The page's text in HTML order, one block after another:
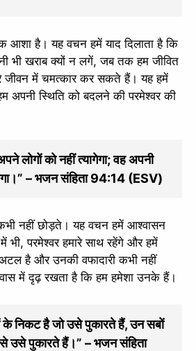
है। यह वचन हमें याद दिलाता है कि
भी खराब क्यों न लगें, जब तक हम जीवित
जीवन में चमत्कार कर सकते हैं। यह हमें
अपनी स्थिति को बदलने की परमेश्वर की
लोगों को नहीं त्यागेगा; वह अपनी
– भजन संहिता 94:14 (ESV)
नहीं छोड़ते। यह वचन हमें आश्वासन
परमेश्वर हमारे साथ रहेंगे और हमें
है और उनकी वफादारी कभी नहीं
में दृढ़ रखता है कि हम हमेशा उनके हैं।
के निकट है जो उसे पुकारते हैं, उन सबों
उसे पुकारते हैं।” – भजन संहिता
करें और Slice क्रेडिट कार्ड के ज़रिए अपना पहला
आपको तुरंत ₹500 का कैशबैक मिलेगा!
Install Now